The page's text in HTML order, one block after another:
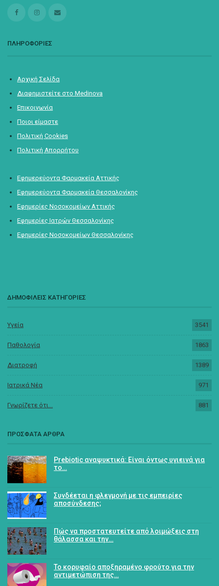
ΠΛΗΡΟΦΟΡΙΕΣ
Αρχική Σελίδα
Διαφημιστείτε στο Medinova
Επικοινωνία
Ποιοι είμαστε
Πολιτική Cookies
Πολιτική Απορρήτου
Εφημερεύοντα Φαρμακεία Αττικής
Εφημερεύοντα Φαρμακεία Θεσσαλονίκης
Εφημερίες Νοσοκομείων Αττικής
Εφημερίες Ιατρών Θεσσαλονίκης
Εφημερίες Νοσοκομείων Θεσσαλονίκης
ΔΗΜΟΦΙΛΕΙΣ ΚΑΤΗΓΟΡΙΕΣ
Υγεία 3541
Παθολογία 1863
Διατροφή 1389
Ιατρικά Νέα 971
Γνωρίζετε ότι... 881
ΠΡΟΣΦΑΤΑ ΑΡΘΡΑ
Prebiotic αναψυκτικά: Είναι όντως υγιεινά για
το…
Συνδέεται η φλεγμονή με τις εμπειρίες
αποσύνδεσης;
Πώς να προστατευτείτε από λοιμώξεις στη
θάλασσα και την…
Το κορυφαίο αποξηραμένο φρούτο για την
αντιμετώπιση της…